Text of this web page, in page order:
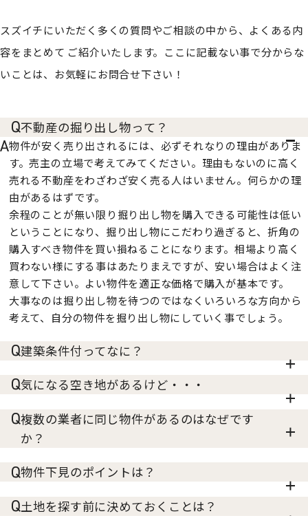
スズイチにいただく多くの質問やご相談の中から、よくある内
容をまとめて ご紹介いたします。ここに記載ない事で分からな
いことは、お気軽にお問合せ下さい！
不動産の掘り出し物って？
物件が安く売り出されるには、必ずそれなりの理由がありま
す。売主の立場で考えてみてください。理由もないのに高く
売れる不動産をわざわざ安く売る人はいません。何らかの理
由があるはずです。
余程のことが無い限り掘り出し物を購入できる可能性は低い
ということになり、掘り出し物にこだわり過ぎると、折角の
購入すべき物件を買い損ねることになります。相場より高く
買わない様にする事はあたりまえですが、安い場合はよく注
意して下さい。よい物件を適正な価格で購入が基本です。
大事なのは掘り出し物を待つのではなくいろいろな方向から
考えて、自分の物件を掘り出し物にしていく事でしょう。
建築条件付ってなに？
気になる空き地があるけど・・・
複数の業者に同じ物件があるのはなぜです
か？
物件下見のポイントは？
土地を探す前に決めておくことは？